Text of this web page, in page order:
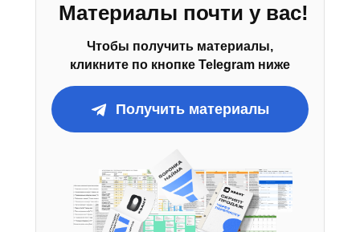
Материалы почти у вас!
Получить материалы
Чтобы получить материалы,
кликните по кнопке Telegram ниже